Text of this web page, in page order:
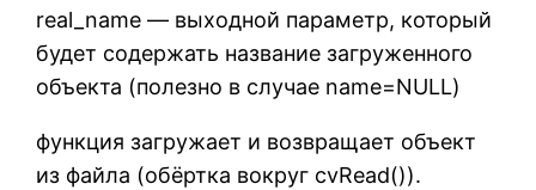
real_name — выходной параметр, который
будет содержать название загруженного
объекта (полезно в случае name=NULL)
функция загружает и возвращает объект
из файла (обёртка вокруг cvRead()).